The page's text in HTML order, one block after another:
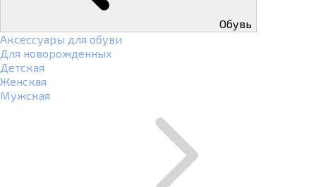
Обувь
Аксессуары для обуви
Для новорожденных
Детская
Женская
Мужская